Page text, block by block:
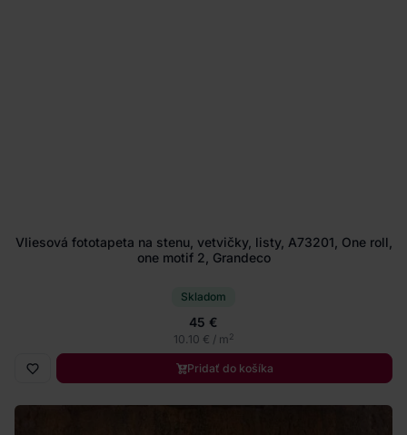
Vliesová fototapeta na stenu, vetvičky, listy, A73201, One roll,
one motif 2, Grandeco
Skladom
45 €
10.10 € / m2
Pridať do košíka